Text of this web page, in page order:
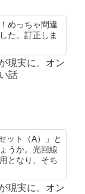
めっちゃ間違
た。訂正しま
現実に。オン
話
ット（A）」と
うか。光回線
となり、そち
現実に。オン